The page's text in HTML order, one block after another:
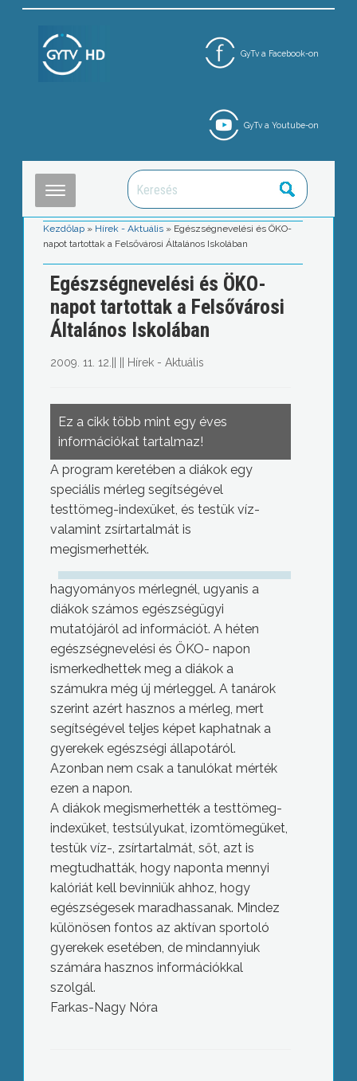
GyTv a Facebook-on
GyTv a Youtube-on
Kezdőlap » Hírek - Aktuális » Egészségnevelési és ÖKO-
napot tartottak a Felsővárosi Általános Iskolában
Egészségnevelési és ÖKO-
napot tartottak a Felsővárosi
Általános Iskolában
2009. 11. 12. Hírek - Aktuális
Ez a cikk több mint egy éves
információkat tartalmaz!
A program keretében a diákok egy
speciális mérleg segítségével
testtömeg-indexüket, és testük víz-
valamint zsírtartalmát is
megismerhették.
hagyományos mérlegnél, ugyanis a
diákok számos egészségügyi
mutatójáról ad információt. A héten
egészségnevelési és ÖKO- napon
ismerkedhettek meg a diákok a
számukra még új mérleggel. A tanárok
szerint azért hasznos a mérleg, mert
segítségével teljes képet kaphatnak a
gyerekek egészségi állapotáról.
Azonban nem csak a tanulókat mérték
ezen a napon.
A diákok megismerhették a testtömeg-
indexüket, testsúlyukat, izomtömegüket,
testük víz-, zsírtartalmát, sőt, azt is
megtudhatták, hogy naponta mennyi
kalóriát kell bevinniük ahhoz, hogy
egészségesek maradhassanak. Mindez
különösen fontos az aktívan sportoló
gyerekek esetében, de mindannyiuk
számára hasznos információkkal
szolgál.
Farkas-Nagy Nóra